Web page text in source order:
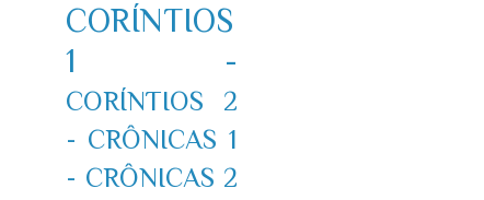
CORÍNTIOS
1 -
CORÍNTIOS 2
- CRÔNICAS 1
- CRÔNICAS 2